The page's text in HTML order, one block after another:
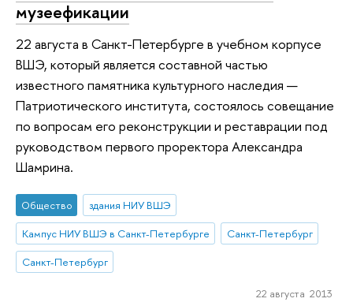
музеефикации
22 августа в Санкт-Петербурге в учебном корпусе
ВШЭ, который является составной частью
известного памятника культурного наследия —
Патриотического института, состоялось совещание
по вопросам его реконструкции и реставрации под
руководством первого проректора Александра
Шамрина.
Общество
здания НИУ ВШЭ
Кампус НИУ ВШЭ в Санкт-Петербурге
Санкт-Петербург
Санкт-Петербург
22 августа 2013